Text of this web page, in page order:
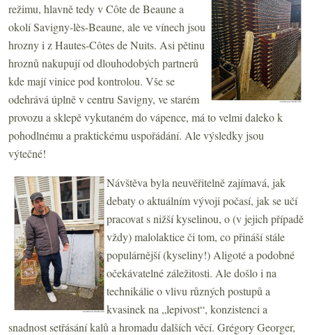
režimu, hlavně tedy v Côte de Beaune a
okolí Savigny-lès-Beaune, ale ve vínech jsou
hrozny i z Hautes-Côtes de Nuits. Asi pětinu
hroznů nakupují od dlouhodobých partnerů
kde mají vinice pod kontrolou. Vše se
odehrává úplně v centru Savigny, ve starém
provozu a sklepě vykutaném do vápence, má to velmi daleko k
pohodlnému a praktickému uspořádání. Ale výsledky jsou
výtečné!
Návštěva byla neuvěřitelně zajímavá, jak
debaty o aktuálním vývoji počasí, jak se učí
pracovat s nižší kyselinou, o (v jejich případě
vždy) malolaktice či tom, co přináší stále
populárnější (kyseliny!) Aligoté a podobné
očekávatelné záležitosti. Ale došlo i na
technikálie o vlivu různých postupů a
kvasinek na „lepivost“, konzistenci a
snadnost setřásání kalů a hromadu dalších věcí. Grégory Georger,